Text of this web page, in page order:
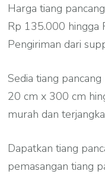
Harga tiang
Rp 135.000 hingga
Pengiriman dari
Sedia tiang
20 cm x 300 cm
murah dan
Dapatkan tiang
pemasangan tiang